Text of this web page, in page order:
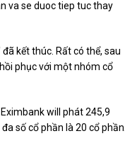
va se duoc tiep tuc thay
kết thúc. Rất có thể, sau
phục với một nhóm cổ
will phát 245,9
số cổ phần là 20 cổ phần.